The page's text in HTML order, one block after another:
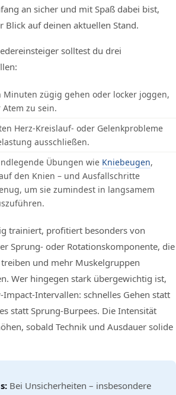
an sicher und mit Spaß dabei bist,
Blick auf deinen aktuellen Stand.
solltest du drei
Minuten zügig gehen oder locker joggen,
zu sein.
Herz-Kreislauf- oder Gelenkprobleme
ausschließen.
Übungen wie Kniebeugen,
den Knien – und Ausfallschritte
um sie zumindest in langsamem
trainiert, profitiert besonders von
Sprung- oder Rotationskomponente, die
und mehr Muskelgruppen
Wer hingegen stark übergewichtig ist,
Intervallen: schnelles Gehen statt
statt Sprung-Burpees. Die Intensität
sobald Technik und Ausdauer solide
Bei Unsicherheiten – insbesondere